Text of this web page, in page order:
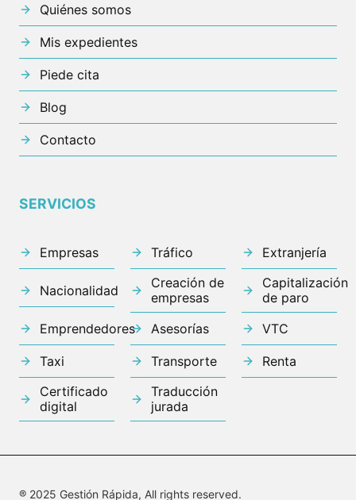
Quiénes somos
Mis expedientes
Piede cita
Blog
Contacto
SERVICIOS
Empresas Tráfico Extranjería
Nacionalidad
Creación de
empresas
Capitalización
de paro
Emprendedores
Asesorías VTC
Taxi Transporte
Renta
Certificado
digital
Traducción
jurada
® 2025 Gestión Rápida, All rights reserved.